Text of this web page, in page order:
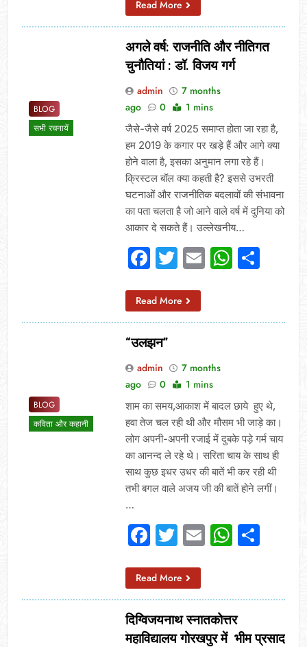
Read More
BLOG
सभी रचनायें
अगले वर्ष: राजनीति और नीतिगत
चुनौतियां : डॉ. विजय गर्ग
admin
7 months
ago
0 1 mins
जैसे-जैसे वर्ष 2025 समाप्त होता जा रहा है,
हम 2019 के कगार पर खड़े हैं और आगे क्या
होने वाला है, इसका अनुमान लगा रहे हैं।
क्रिस्टल बॉल क्या कहती है? इससे उभरती
घटनाओं और राजनीतिक बदलावों की संभावना
का पता चलता है जो आने वाले वर्ष में दुनिया को
आकार दे सकते हैं। उल्लेखनीय…
Facebook
Twitter
Email
Read More
BLOG
कविता और कहानी
“उलझन”
admin
7 months
ago
0 1 mins
शाम का समय,आकाश में बादल छाये हुए थे,
हवा तेज चल रही थी और मौसम भी जाड़े का।
लोग अपनी-अपनी रजाई में दुबके पड़े गर्म चाय
का आनन्द ले रहे थे। सरिता चाय के साथ ही
साथ कुछ इधर उधर की बातें भी कर रही थी
तभी बगल वाले अजय जी की बातें होने लगीं।
…
Facebook
Twitter
Email
Read More
दिग्विजयनाथ स्नातकोत्तर
महाविद्यालय गोरखपुर में भीम प्रसाद